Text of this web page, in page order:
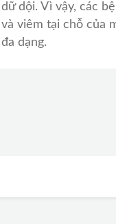
dữ dội. Vì vậy, các
và viêm tại chỗ của
đa dạng.